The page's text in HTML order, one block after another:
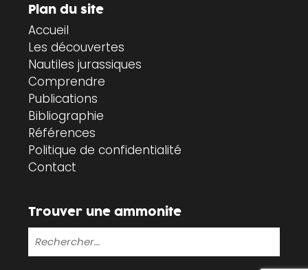
Plan du site
Accueil
Les découvertes
Nautiles jurassiques
Comprendre
Publications
Bibliographie
Références
Politique de confidentialité
Contact
Trouver une ammonite